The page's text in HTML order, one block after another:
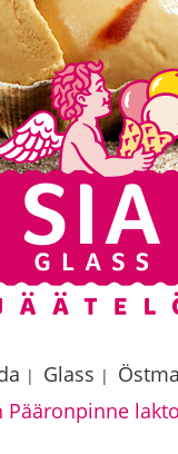
| Glass |
Pääronpinne